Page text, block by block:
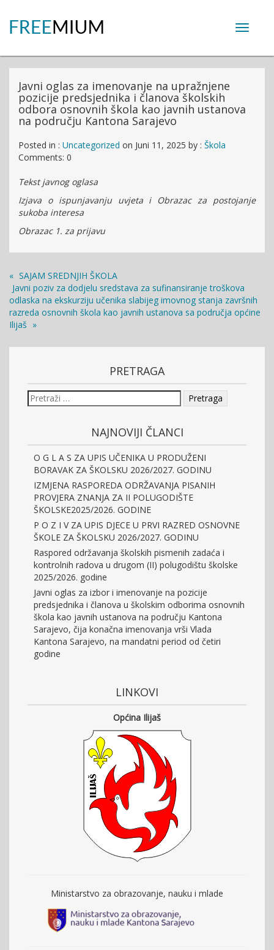
Toggle
Javni oglas za imenovanje na upražnjene
pozicije predsjednika i članova školskih
odbora osnovnih škola kao javnih ustanova
na području Kantona Sarajevo
Posted in : Uncategorized on Juni 11, 2025 by : Škola
Comments: 0
Tekst javnog oglasa
Izjava o ispunjavanju uvjeta i Obrazac za postojanje
sukoba interesa
Obrazac 1. za prijavu
« SAJAM SREDNJIH ŠKOLA
Javni poziv za dodjelu sredstava za sufinansiranje troškova
odlaska na ekskurziju učenika slabijeg imovnog stanja završnih
razreda osnovnih škola kao javnih ustanova sa područja općine
Ilijaš »
PRETRAGA
NAJNOVIJI ČLANCI
O G L A S ZA UPIS UČENIKA U PRODUŽENI
BORAVAK ZA ŠKOLSKU 2026/2027. GODINU
IZMJENA RASPOREDA ODRŽAVANJA PISANIH
PROVJERA ZNANJA ZA II POLUGODIŠTE
ŠKOLSKE2025/2026. GODINE
P O Z I V ZA UPIS DJECE U PRVI RAZRED OSNOVNE
ŠKOLE ZA ŠKOLSKU 2026/2027. GODINU
Raspored održavanja školskih pismenih zadaća i
kontrolnih radova u drugom (II) polugodištu školske
2025/2026. godine
Javni oglas za izbor i imenovanje na pozicije
predsjednika i članova u školskim odborima osnovnih
škola kao javnih ustanova na području Kantona
Sarajevo, čija konačna imenovanja vrši Vlada
Kantona Sarajevo, na mandatni period od četiri
godine
LINKOVI
Općina Ilijaš
Ministarstvo za obrazovanje, nauku i mlade